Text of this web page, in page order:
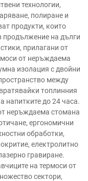
технологии,
полиране и
продукти, които
продължение на дълги
прилагани от
от неръждаема
изолация с двойни
между
топлинния
напитките до 24 часа.
неръждаема стомана
ергономични
обработки,
електролитно
гравиране.
на термоси от
сектори,